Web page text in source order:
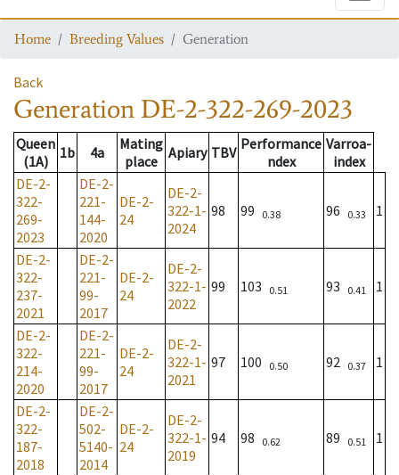
Home Breeding Values Generation
Back
Generation DE-2-322-269-2023
Queen
(1A)
1b 4a
Mating
place Apiary TBV Performance
ndex
Varroa-
index
DE-2-
322-
269-
2023
DE-2-
221-
144-
2020
DE-2-
24
DE-2-
322-1-
2024
98 99 0.38 96 0.33 1
DE-2-
322-
237-
2021
DE-2-
221-
99-
2017
DE-2-
24
DE-2-
322-1-
2022
99 103 0.51 93 0.41 1
DE-2-
322-
214-
2020
DE-2-
221-
99-
2017
DE-2-
24
DE-2-
322-1-
2021
97 100 0.50 92 0.37 1
DE-2-
322-
187-
2018
DE-2-
502-
5140-
2014
DE-2-
24
DE-2-
322-1-
2019
94 98 0.62 89 0.51 1